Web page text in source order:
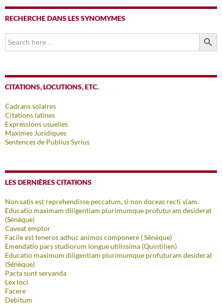
RECHERCHE DANS LES SYNOMYMES
Search
for:
SEARCH
CITATIONS, LOCUTIONS, ETC.
Cadrans solaires
Citations latines
Expressions usuelles
Maximes Juridiques
Sentences de Publius Syrius
LES DERNIÈRES CITATIONS
Non satis est reprehendisse peccatum, si non doceas recti viam.
Educatio maximam diligentiam plurimumque profuturam desiderat
(Sénèque)
Caveat emptor
Facile est teneros adhuc animos componere ( Sénèque)
Emendatio pars studiorum longue utilissima (Quintilien)
Educatio maximum diligentiam plurimumque profuturam desiderat
(Sénèque)
Pacta sunt servanda
Lex loci
Facere
Debitum